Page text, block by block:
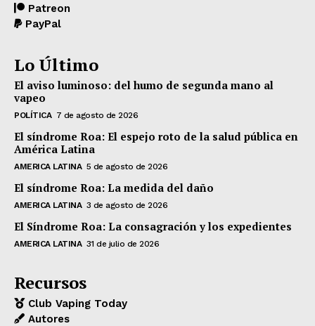
Patreon
PayPal
Lo Último
El aviso luminoso: del humo de segunda mano al
vapeo
POLÍTICA 7 de agosto de 2026
El síndrome Roa: El espejo roto de la salud pública en
América Latina
AMERICA LATINA 5 de agosto de 2026
El síndrome Roa: La medida del daño
AMERICA LATINA 3 de agosto de 2026
El Síndrome Roa: La consagración y los expedientes
AMERICA LATINA 31 de julio de 2026
Recursos
Club Vaping Today
Autores